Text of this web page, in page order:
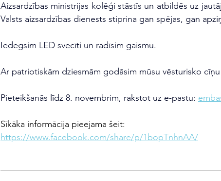
Aizsardzības ministrijas kolēģi stāstīs un atbildēs uz
Valsts aizsardzības dienests stiprina gan spējas, gan
Iedegsim LED svecīti un radīsim gaismu.
Ar patriotiskām dziesmām godāsim mūsu vēsturisko
Pieteikšanās līdz 8. novembrim, rakstot uz e-pastu:
Sīkāka informācija pieejama šeit:
https://www.facebook.com/share/p/1bopTnhnAA/